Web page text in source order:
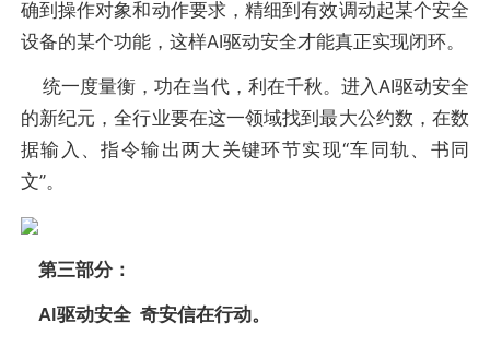
确到操作对象和动作要求，精细到有效调动起某个安全
设备的某个功能，这样AI驱动安全才能真正实现闭环。
统一度量衡，功在当代，利在千秋。进入AI驱动安全
的新纪元，全行业要在这一领域找到最大公约数，在数
据输入、指令输出两大关键环节实现“车同轨、书同
文”。
第三部分：
AI驱动安全 奇安信在行动。